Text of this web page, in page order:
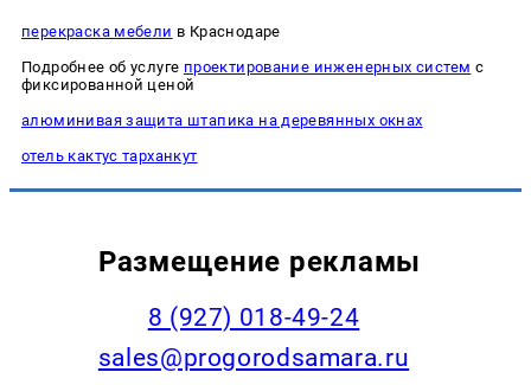
перекраска мебели в Краснодаре
Подробнее об услуге проектирование инженерных систем с
фиксированной ценой
алюминивая защита штапика на деревянных окнах
отель кактус тарханкут
Размещение рекламы
8 (927) 018-49-24
sales@progorodsamara.ru